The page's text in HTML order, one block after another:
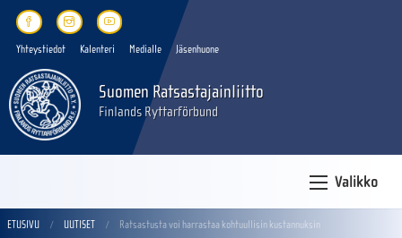
Yhteystiedot Kalenteri Medialle Jäsenhuone
Suomen Ratsastajainliitto
Finlands Ryttarförbund
Valikko
ETUSIVU UUTISET Ratsastusta voi harrastaa kohtuullisin kustannuksin